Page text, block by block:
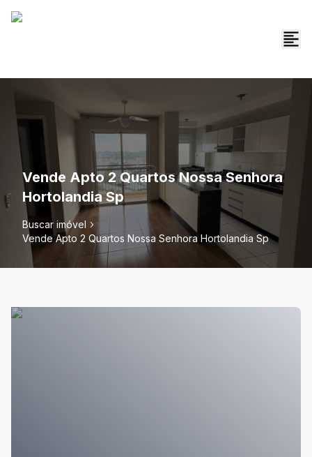
Vende Apto 2 Quartos Nossa Senhora
Hortolandia Sp
Buscar imóvel
Vende Apto 2 Quartos Nossa Senhora Hortolandia Sp